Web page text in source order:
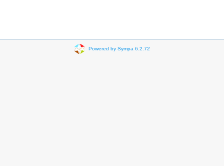
Powered by Sympa 6.2.72